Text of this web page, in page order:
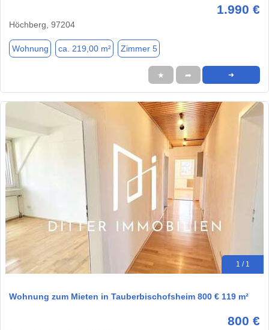
1.990 €
Höchberg, 97204
Wohnung ca. 219,00 m² Zimmer 5
★ ➦ ➜
1 / 1
Wohnung zum Mieten in Tauberbischofsheim 800 € 119 m²
800 €